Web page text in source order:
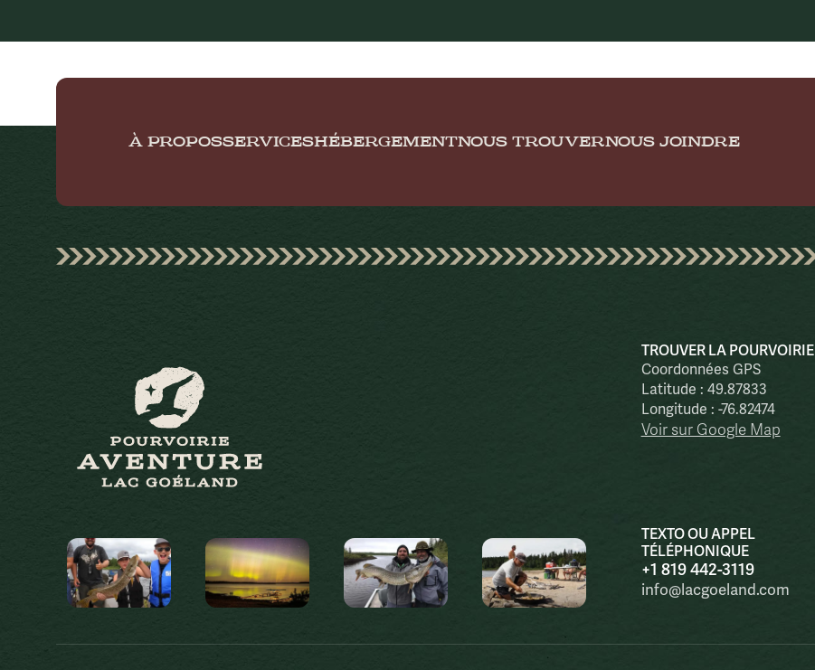
À PROPOSSERVICESHÉBERGEMENTNOUS TROUVERNOUS JOINDRE
TROUVER LA POURVOIRIE
Coordonnées GPS
Latitude : 49.87833
Longitude : -76.82474
Voir sur Google Map
TEXTO OU APPEL
TÉLÉPHONIQUE
+1 819 442-3119
info@lacgoeland.com